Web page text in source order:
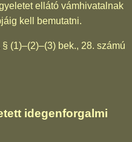
ellátó vámhivatalnak
kell bemutatni.
(1)–(2)–(3) bek., 28. számú
idegenforgalmi